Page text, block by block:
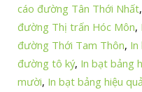
cáo đường Tân Thới Nhất,
đường Thị trấn Hóc Môn,
đường Thới Tam Thôn, In
đường tô ký, In bạt bảng
mười, In bạt bảng hiệu